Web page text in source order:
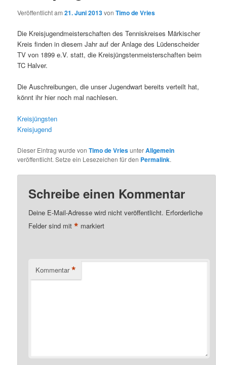
Veröffentlicht am21. Juni 2013vonTimo de Vries
Die Kreisjugendmeisterschaften des Tenniskreises Märkischer
Kreis finden in diesem Jahr auf der Anlage des Lüdenscheider
TV von 1899 e.V. statt, die Kreisjüngstenmeisterschaften beim
TC Halver.
Die Auschreibungen, die unser Jugendwart bereits verteilt hat,
könnt ihr hier noch mal nachlesen.
Kreisjüngsten
Kreisjugend
Dieser Eintrag wurde vonTimo de VriesunterAllgemein
veröffentlicht. Setze ein Lesezeichen für den Permalink.
Schreibe einen Kommentar
Deine E-Mail-Adresse wird nicht veröffentlicht. Erforderliche
Felder sind mit* markiert
Kommentar *